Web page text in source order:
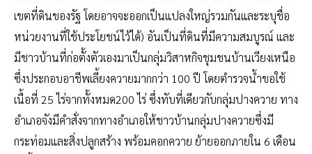
เขตที่ดินของรัฐ โดยอาจจะออกเป็นแปลงใหญ่รวมกันและระบุชื่อ
หน่วยงานที่ใช้ประโยชน์ไว้ได้) อันเป็นที่ดินที่มีความสมบูรณ์ และ
มีชาวบ้านที่ก่อตั้งตัวเองมาเป็นกลุ่มวิสาหกิจชุมชนบ้านเวียงเหนือ
ซึ่งประกอบอาชีพเลี้ยงควายมากกว่า 100 ปี โดยตำรวจน้ำขอใช้
เนื้อที่ 25 ไร่จากทั้งหมด200 ไร่ ซึ่งทับที่เดียวกับกลุ่มปางควาย ทาง
อำเภอจังมีคำสั่งจากทางอำเภอให้ชาวบ้านกลุ่มปางควายซึ่งมี
กระท่อมและสิ่งปลูกสร้าง พร้อมคอกควาย ย้ายออกภายใน 6 เดือน